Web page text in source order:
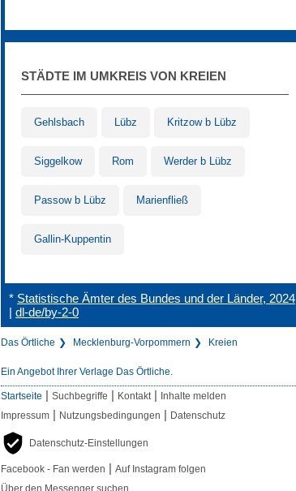
STÄDTE IM UMKREIS VON KREIEN
Gehlsbach Lübz Kritzow b Lübz
Siggelkow Rom Werder b Lübz
Passow b Lübz Marienfließ
Gallin-Kuppentin
* Statistische Ämter des Bundes und der Länder, 2024
| dl-de/by-2-0
Das Örtliche Mecklenburg-Vorpommern Kreien
Ein Angebot Ihrer Verlage Das Örtliche.
Startseite | Suchbegriffe | Kontakt | Inhalte melden
Impressum | Nutzungsbedingungen | Datenschutz
Datenschutz-Einstellungen
Facebook - Fan werden | Auf Instagram folgen
Über den Messenger suchen